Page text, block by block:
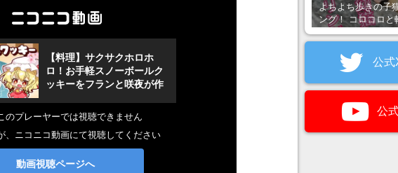
よちよち歩きの子
ング！ コロコロと
公式
公